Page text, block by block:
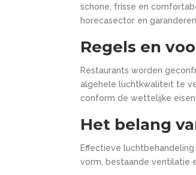
schone, frisse en
horecasector en
Regels en
Restaurants worden
algehele luchtkwaliteit te
conform de wettelijke
Het belang
Effectieve
vorm, bestaande ventilatie